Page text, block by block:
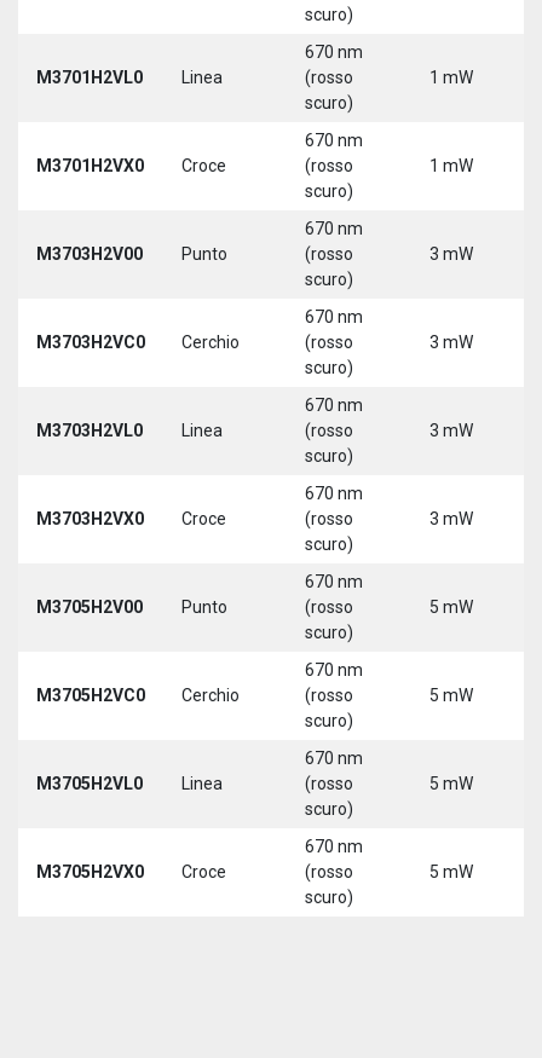
scuro)
M3701H2VL0 Linea
670 nm
(rosso
scuro)
1 mW
M3701H2VX0 Croce
670 nm
(rosso
scuro)
1 mW
M3703H2V00 Punto
670 nm
(rosso
scuro)
3 mW
M3703H2VC0 Cerchio
670 nm
(rosso
scuro)
3 mW
M3703H2VL0 Linea
670 nm
(rosso
scuro)
3 mW
M3703H2VX0 Croce
670 nm
(rosso
scuro)
3 mW
M3705H2V00 Punto
670 nm
(rosso
scuro)
5 mW
M3705H2VC0 Cerchio
670 nm
(rosso
scuro)
5 mW
M3705H2VL0 Linea
670 nm
(rosso
scuro)
5 mW
M3705H2VX0 Croce
670 nm
(rosso
scuro)
5 mW